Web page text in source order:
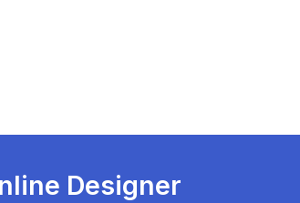
Designer